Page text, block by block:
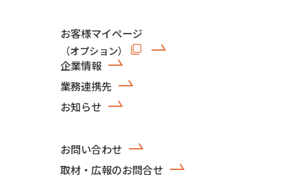
お客様マイページ
（オプション）
企業情報
業務連携先
お知らせ
お問い合わせ
取材・広報のお問合せ